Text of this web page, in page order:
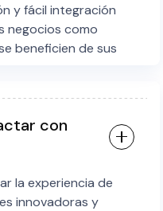
y fácil integración
negocios como
beneficien de sus
con
la experiencia de
innovadoras y